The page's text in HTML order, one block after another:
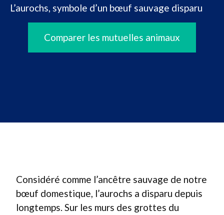
L’aurochs, symbole d’un bœuf sauvage disparu
Comparer les mutuelles animaux
Considéré comme l’ancêtre sauvage de notre
bœuf domestique, l’aurochs a disparu depuis
longtemps. Sur les murs des grottes du